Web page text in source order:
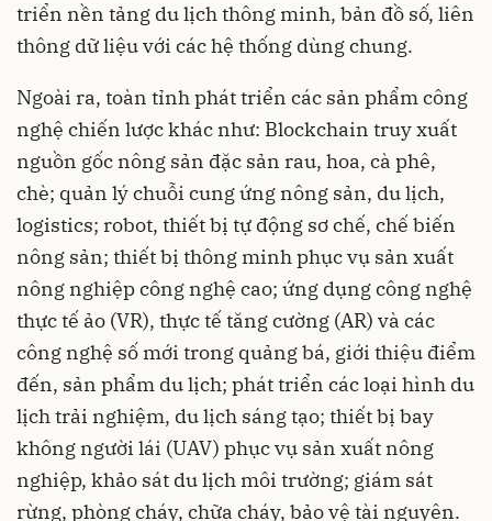
triển nền tảng du lịch thông minh, bản đồ số, liên
thông dữ liệu với các hệ thống dùng chung.
Ngoài ra, toàn tỉnh phát triển các sản phẩm công
nghệ chiến lược khác như: Blockchain truy xuất
nguồn gốc nông sản đặc sản rau, hoa, cà phê,
chè; quản lý chuỗi cung ứng nông sản, du lịch,
logistics; robot, thiết bị tự động sơ chế, chế biến
nông sản; thiết bị thông minh phục vụ sản xuất
nông nghiệp công nghệ cao; ứng dụng công nghệ
thực tế ảo (VR), thực tế tăng cường (AR) và các
công nghệ số mới trong quảng bá, giới thiệu điểm
đến, sản phẩm du lịch; phát triển các loại hình du
lịch trải nghiệm, du lịch sáng tạo; thiết bị bay
không người lái (UAV) phục vụ sản xuất nông
nghiệp, khảo sát du lịch môi trường; giám sát
rừng, phòng cháy, chữa cháy, bảo vệ tài nguyên.